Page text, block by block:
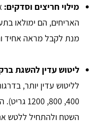
מילוי חריצים וסדקים:
האריחים, הם ימולאו
מנת לקבל מראה אחיד
ליטוש עדין להשגת
לליטוש עדין יותר,
400, 800,
השטח ולהתחיל ללטש